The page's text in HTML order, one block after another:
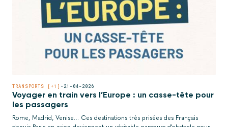
TRANSPORTS [+1] • 21-04-2026
Voyager en train vers l’Europe : un casse-tête pour
les passagers
Rome, Madrid, Venise… Ces destinations très prisées des Français